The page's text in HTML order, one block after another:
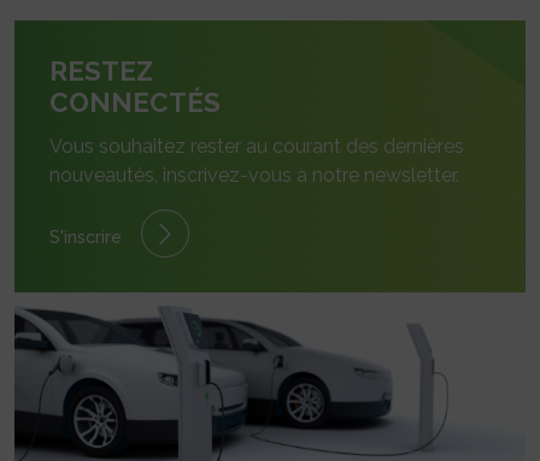
RESTEZ
CONNECTÉS
Vous souhaitez rester au courant des dernières
nouveautés, inscrivez-vous à notre newsletter.
S'inscrire